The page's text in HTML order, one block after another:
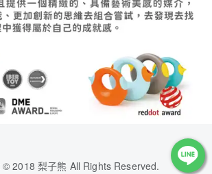
2018 梨子熊 All Rights Reserved.